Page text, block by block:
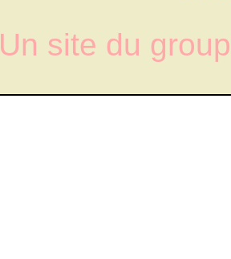
Un site du